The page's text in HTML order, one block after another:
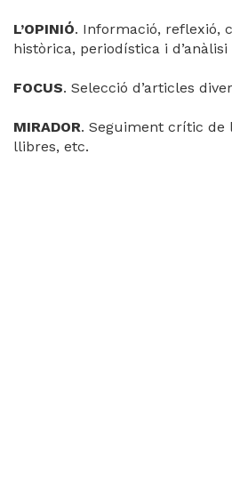
L’OPINIÓ. Informació, reflexió,
històrica, periodística i
FOCUS. Selecció d’articles
MIRADOR. Seguiment crític de
llibres, etc.